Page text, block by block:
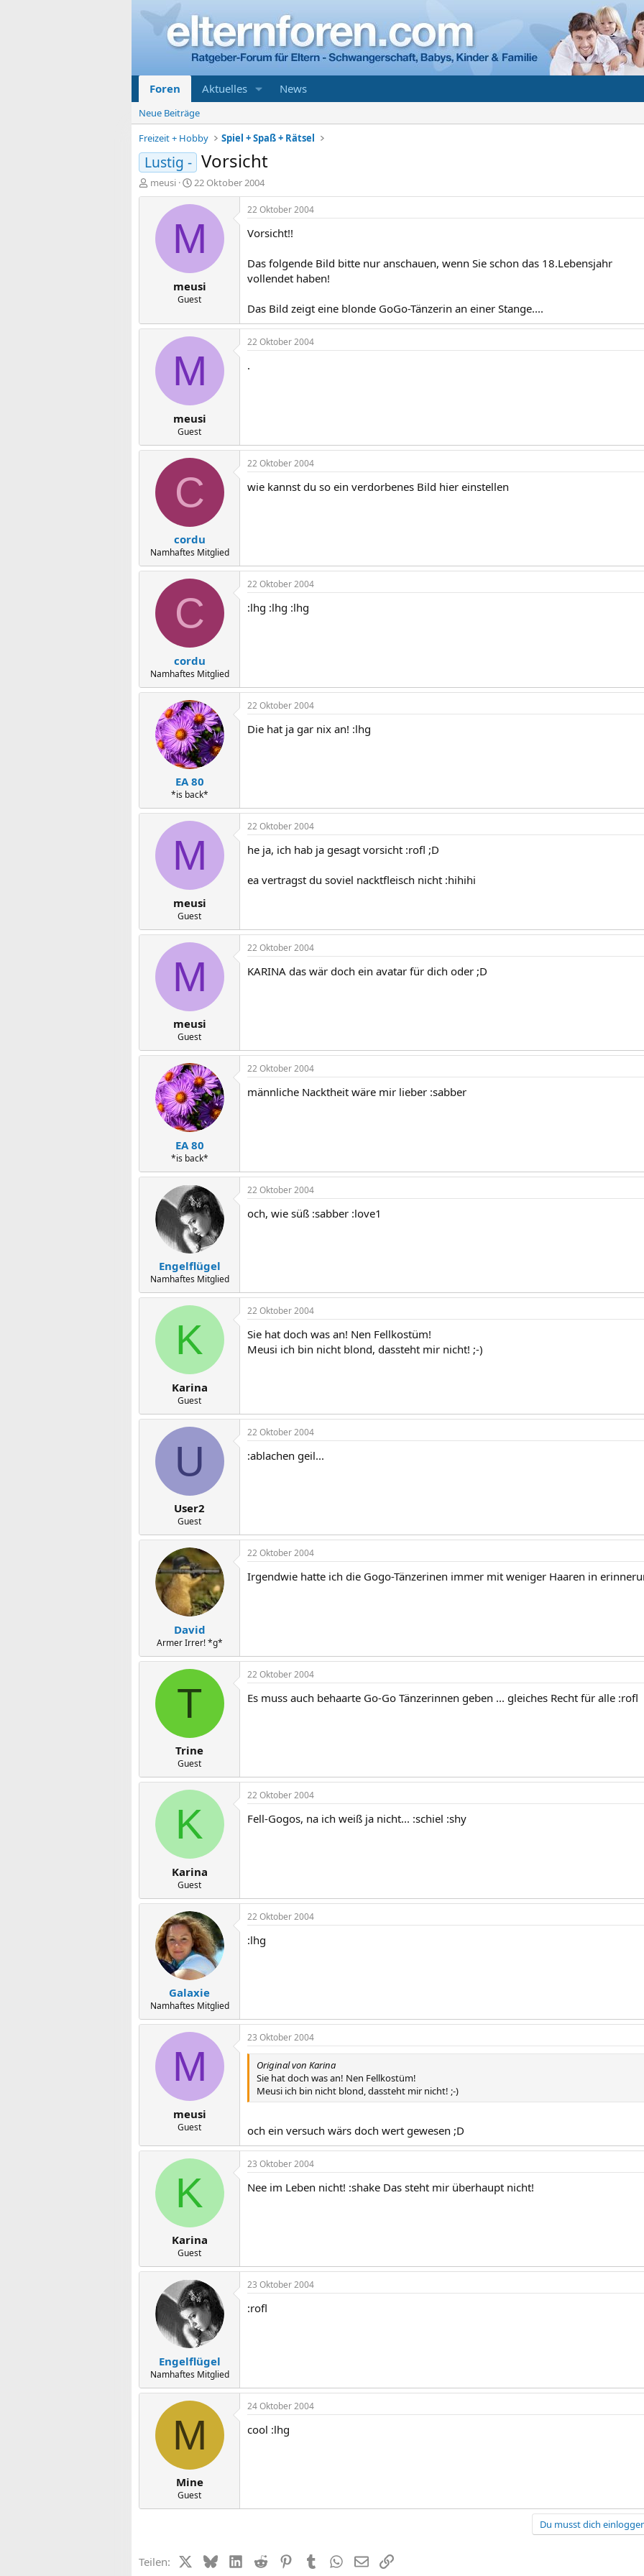
Foren Aktuelles News
Neue Beiträge
Freizeit + Hobby
Spiel + Spaß + Rätsel
Lustig - Vorsicht
E
r
meusi
E
r
s
e
l
t
a
m
22 Oktober 2004
M
meusi
Guest
22 Oktober 2004
Vorsicht!!
Das folgende Bild bitte nur anschauen, wenn Sie schon das 18.Lebensjahr
vollendet haben!
Das Bild zeigt eine blonde GoGo-Tänzerin an einer Stange....
M
meusi
Guest
22 Oktober 2004
.
C
cordu
Namhaftes Mitglied
22 Oktober 2004
wie kannst du so ein verdorbenes Bild hier einstellen
C
cordu
Namhaftes Mitglied
22 Oktober 2004
:lhg :lhg :lhg
EA 80
*is back*
22 Oktober 2004
Die hat ja gar nix an! :lhg
M
meusi
Guest
22 Oktober 2004
he ja, ich hab ja gesagt vorsicht :rofl ;D
ea vertragst du soviel nacktfleisch nicht :hihihi
M
meusi
Guest
22 Oktober 2004
KARINA das wär doch ein avatar für dich oder ;D
EA 80
*is back*
22 Oktober 2004
männliche Nacktheit wäre mir lieber :sabber
Engelflügel
Namhaftes Mitglied
22 Oktober 2004
och, wie süß :sabber :love1
K
Karina
Guest
22 Oktober 2004
Sie hat doch was an! Nen Fellkostüm!
Meusi ich bin nicht blond, dassteht mir nicht! ;-)
U
User2
Guest
22 Oktober 2004
:ablachen geil...
David
Armer Irrer! *g*
22 Oktober 2004
Irgendwie hatte ich die Gogo-Tänzerinen immer mit weniger Haaren in
T
Trine
Guest
22 Oktober 2004
Es muss auch behaarte Go-Go Tänzerinnen geben ... gleiches Recht für alle :rofl
K
Karina
Guest
22 Oktober 2004
Fell-Gogos, na ich weiß ja nicht... :schiel :shy
Galaxie
Namhaftes Mitglied
22 Oktober 2004
:lhg
M
meusi
Guest
23 Oktober 2004
Original von Karina
Sie hat doch was an! Nen Fellkostüm!
Meusi ich bin nicht blond, dassteht mir nicht! ;-)
och ein versuch wärs doch wert gewesen ;D
K
Karina
Guest
23 Oktober 2004
Nee im Leben nicht! :shake Das steht mir überhaupt nicht!
Engelflügel
Namhaftes Mitglied
23 Oktober 2004
:rofl
M
Mine
Guest
24 Oktober 2004
cool :lhg
Du musst dich
Teilen: X (Twitter)
BlueskyLinkedIn
Reddit PinterestTumblrWhatsApp
E-MailLink